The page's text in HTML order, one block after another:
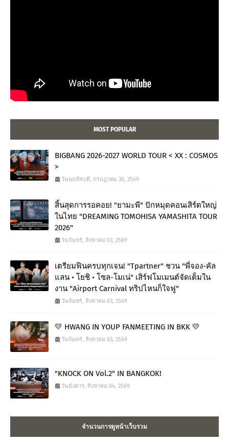
MOST POPULAR
BIGBANG 2026-2027 WORLD TOUR < XX : COSMOS
>
วันพฤหัสบดี, กรกฎาคม 30, 2569
สิ้นสุดการรอคอย! "ยามะพี" ปักหมุดคอนเสิร์ตใหญ่
ในไทย "DREAMING TOMOHISA YAMASHITA TOUR
2026"
วันจันทร์, สิงหาคม 03, 2569
เตรียมฟินครบทุกเจน! "Tpartner" ชวน "พี่จอง-คัล
แลน • โยชิ • โซล-โมเน่" เสิร์ฟโมเมนต์จัดเต็มใน
งาน "Airport Carnival ทริปไหนก็ใจฟู"
วันจันทร์, สิงหาคม 03, 2569
💛 HWANG IN YOUP FANMEETING IN BKK 💛
วันจันทร์, สิงหาคม 03, 2569
"KNOCK ON Vol.2" IN BANGKOK!
วันอังคาร, สิงหาคม 04, 2569
จำนวนการดูหน้าเว็บรวม